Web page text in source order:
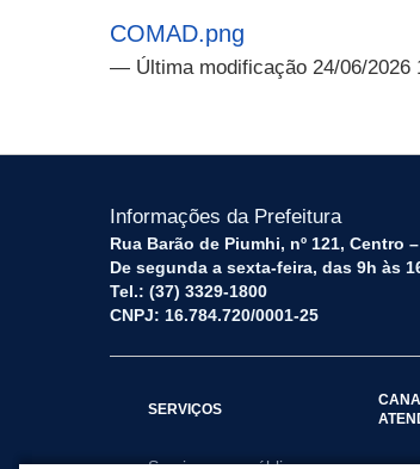
COMAD.png
— Última modificação 24/06/2026
Informações da Prefeitura
Rua Barão de Piumhi, nº 121, Centro
De segunda a sexta-feira, das 9h às
Tel.: (37) 3329-1800
CNPJ: 16.784.720/0001-25
SERVIÇOS